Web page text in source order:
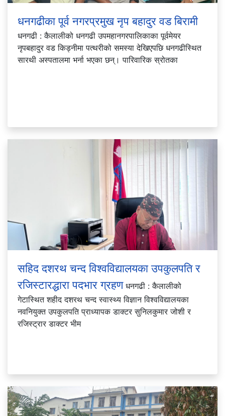
धनगढीका पूर्व नगरप्रमुख नृप बहादुर वड बिरामी
धनगढी : कैलालीको धनगढी उपमहानगरपालिकाका पूर्वमेयर
नृपबहादुर वड किड्नीमा पत्थरीको समस्या देखिएपछि धनगढीस्थित
सारथी अस्पतालमा भर्ना भएका छन्। पारिवारिक स्रोतका
सहिद दशरथ चन्द विश्वविद्यालयका उपकुलपति र
रजिस्टारद्धारा पदभार ग्रहणधनगढी : कैलालीको
गेटास्थित शहीद दशरथ चन्द स्वास्थ्य विज्ञान विश्वविद्यालयका
नवनियुक्त उपकुलपति प्राध्यापक डाक्टर सुनिलकुमार जोशी र
रजिस्ट्रार डाक्टर भीम